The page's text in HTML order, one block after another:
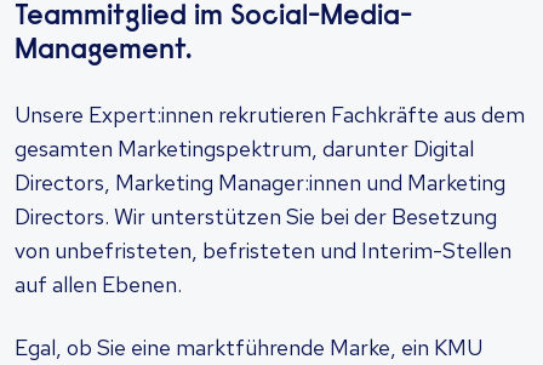
Teammitglied im Social-Media-
Management.
Unsere Expert:innen rekrutieren Fachkräfte aus dem
gesamten Marketingspektrum, darunter Digital
Directors, Marketing Manager:innen und Marketing
Directors. Wir unterstützen Sie bei der Besetzung
von unbefristeten, befristeten und Interim-Stellen
auf allen Ebenen.
Egal, ob Sie eine marktführende Marke, ein KMU